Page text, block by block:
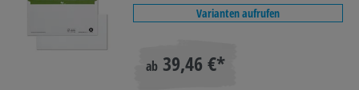
Varianten aufrufen
ab 39,46 €*